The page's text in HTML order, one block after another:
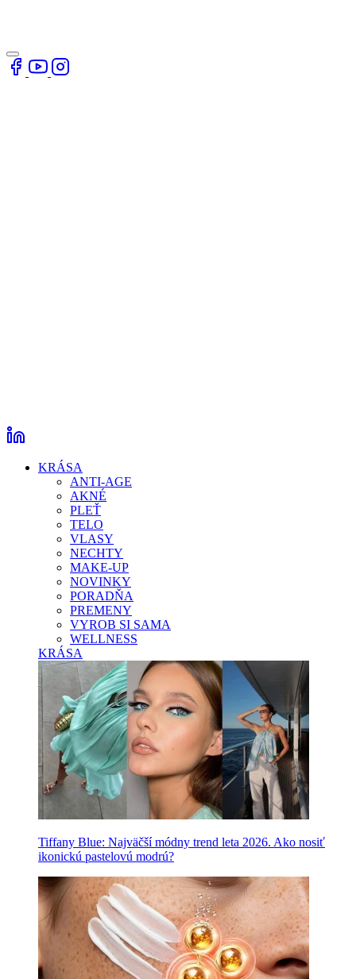
KRÁSA
ANTI-AGE
AKNÉ
PLEŤ
TELO
VLASY
NECHTY
MAKE-UP
NOVINKY
PORADŇA
PREMENY
VYROB SI SAMA
WELLNESS
KRÁSA
Tiffany Blue: Najväčší módny trend leta 2026. Ako nosiť
ikonickú pastelovú modrú?